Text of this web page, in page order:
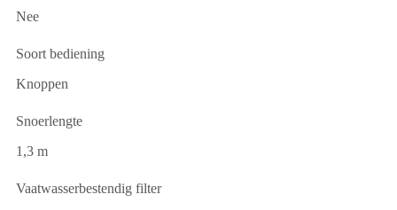
Nee
Soort bediening
Knoppen
Snoerlengte
1,3 m
Vaatwasserbestendig filter